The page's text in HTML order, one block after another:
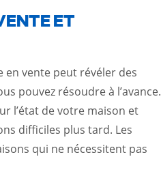
ET
en vente peut révéler des
pouvez résoudre à l’avance.
l’état de votre maison et
difficiles plus tard. Les
qui ne nécessitent pas